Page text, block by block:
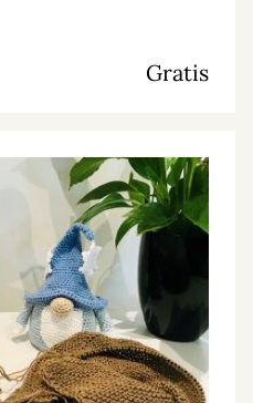
Gratis